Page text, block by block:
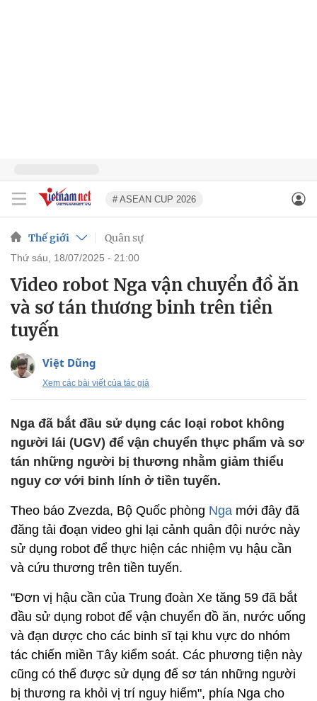
# ASEAN CUP 2026
Thế giới Quân sự
thứ sáu, 18/07/2025 - 21:00
Video robot Nga vận chuyển đồ ăn
và sơ tán thương binh trên tiền
tuyến
Việt Dũng
Xem các bài viết của tác giả
Nga đã bắt đầu sử dụng các loại robot không
người lái (UGV) để vận chuyển thực phẩm và sơ
tán những người bị thương nhằm giảm thiểu
nguy cơ với binh lính ở tiền tuyến.
Theo báo Zvezda, Bộ Quốc phòng Nga mới đây đã
đăng tải đoạn video ghi lại cảnh quân đội nước này
sử dụng robot để thực hiện các nhiệm vụ hậu cần
và cứu thương trên tiền tuyến.
"Đơn vị hậu cần của Trung đoàn Xe tăng 59 đã bắt
đầu sử dụng robot để vận chuyển đồ ăn, nước uống
và đạn dược cho các binh sĩ tại khu vực do nhóm
tác chiến miền Tây kiểm soát. Các phương tiện này
cũng có thể được sử dụng để sơ tán những người
bị thương ra khỏi vị trí nguy hiểm", phía Nga cho